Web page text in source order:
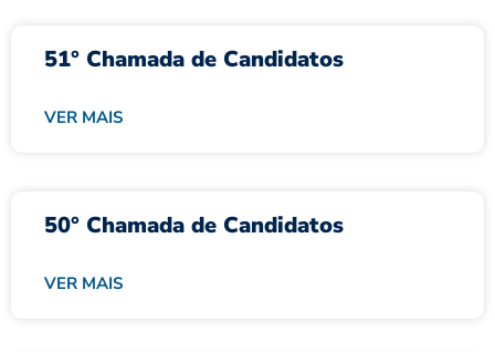
51° Chamada de Candidatos
VER MAIS
50° Chamada de Candidatos
VER MAIS